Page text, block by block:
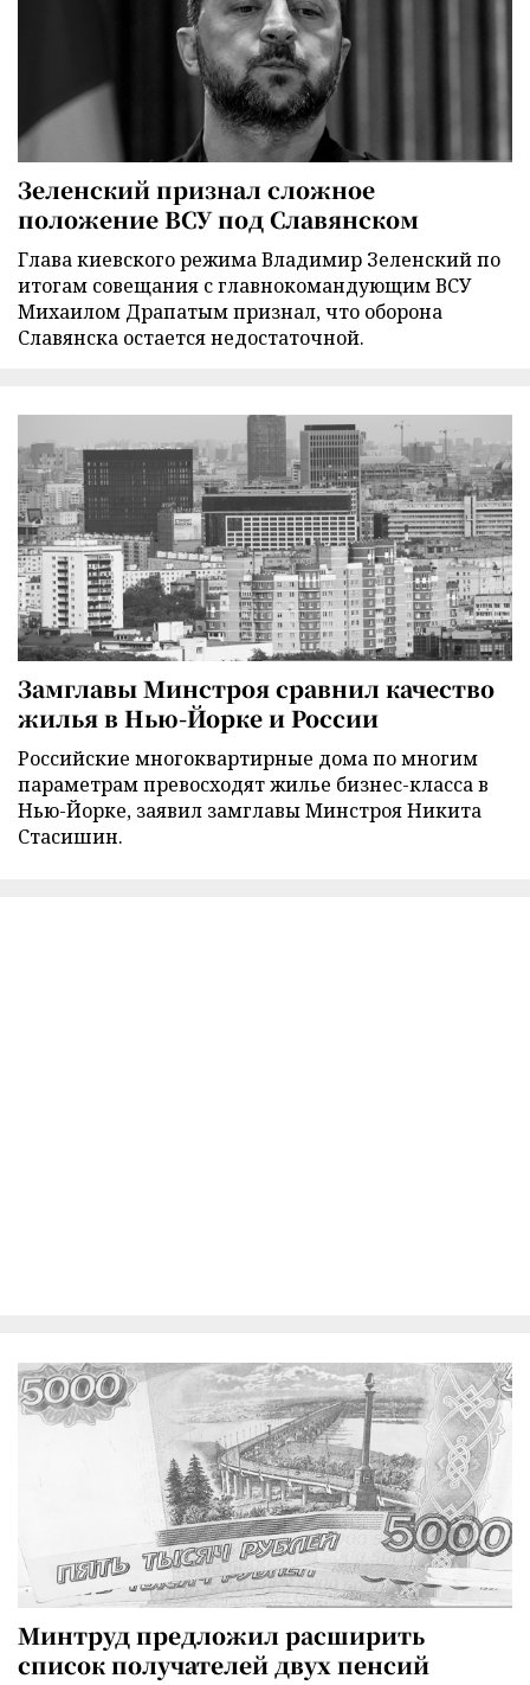
Зеленский признал сложное
положение ВСУ под Славянском
Глава киевского режима Владимир Зеленский по
итогам совещания с главнокомандующим ВСУ
Михаилом Драпатым признал, что оборона
Славянска остается недостаточной.
Замглавы Минстроя сравнил качество
жилья в Нью-Йорке и России
Российские многоквартирные дома по многим
параметрам превосходят жилье бизнес-класса в
Нью-Йорке, заявил замглавы Минстроя Никита
Стасишин.
Минтруд предложил расширить
список получателей двух пенсий